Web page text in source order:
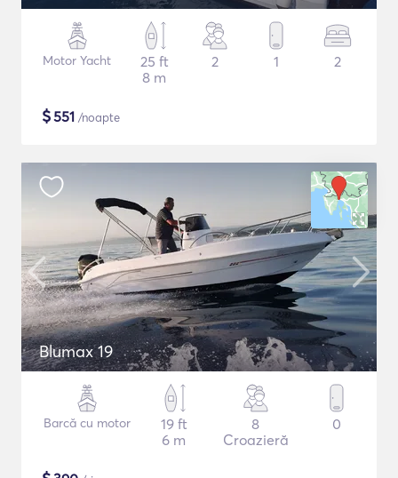
Motor Yacht
25 ft
8 m
2 1 2
$551 /noapte
Blumax 19
Barcă cu motor
19 ft
6 m
8
Croazieră
0